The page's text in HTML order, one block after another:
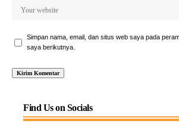
Simpan nama, email, dan situs web saya pada
saya berikutnya.
Find Us on Socials